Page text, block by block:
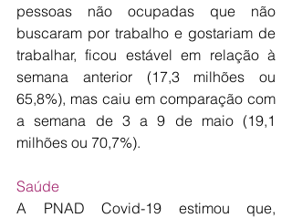
pessoas não ocupadas que não
buscaram por trabalho e gostariam de
trabalhar, ficou estável em relação à
semana anterior (17,3 milhões ou
65,8%), mas caiu em comparação com
a semana de 3 a 9 de maio (19,1
milhões ou 70,7%).
Saúde
A PNAD Covid-19 estimou que,